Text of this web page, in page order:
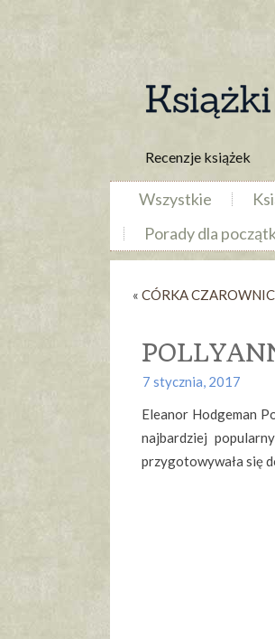
Recenzje książek
Wszystkie
Porady dla
« CÓRKA
7 stycznia, 2017
Eleanor Hodgeman
najbardziej
przygotowywała się